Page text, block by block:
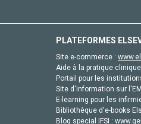
PLATEFORMES
Site e-commerce :
Aide à la pratique
Portail pour les
Site d'information sur
E-learning pour les
Bibliothèque d'e-books
Blog special IFSI :